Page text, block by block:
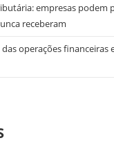
empresas podem
receberam
das operações